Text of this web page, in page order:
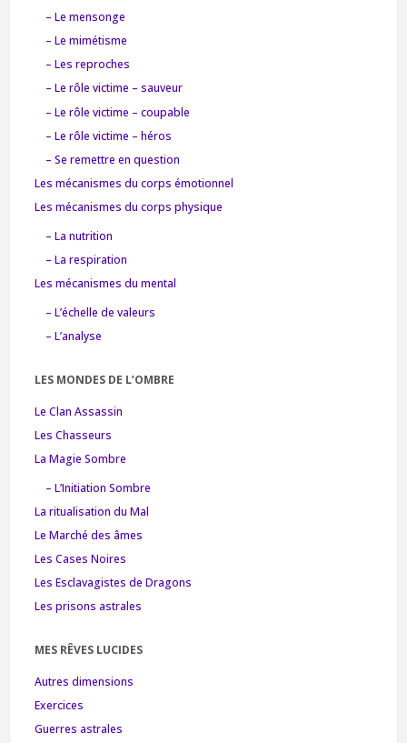
– Le mensonge
– Le mimétisme
– Les reproches
– Le rôle victime – sauveur
– Le rôle victime – coupable
– Le rôle victime – héros
– Se remettre en question
Les mécanismes du corps émotionnel
Les mécanismes du corps physique
– La nutrition
– La respiration
Les mécanismes du mental
– L’échelle de valeurs
– L’analyse
LES MONDES DE L’OMBRE
Le Clan Assassin
Les Chasseurs
La Magie Sombre
– L’Initiation Sombre
La ritualisation du Mal
Le Marché des âmes
Les Cases Noires
Les Esclavagistes de Dragons
Les prisons astrales
MES RÊVES LUCIDES
Autres dimensions
Exercices
Guerres astrales